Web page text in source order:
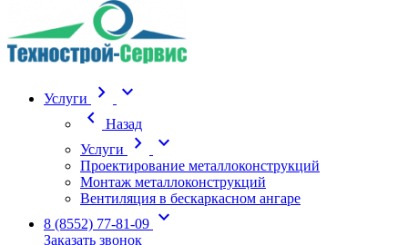
Услуги chevron_right
expand_more
chevron_left
Назад
Услуги
chevron_right expand_more
Проектирование металлоконструкций
Монтаж металлоконструкций
Вентиляция в бескаркасном ангаре
8 (8552) 77-81-09 expand_more
Заказать звонок